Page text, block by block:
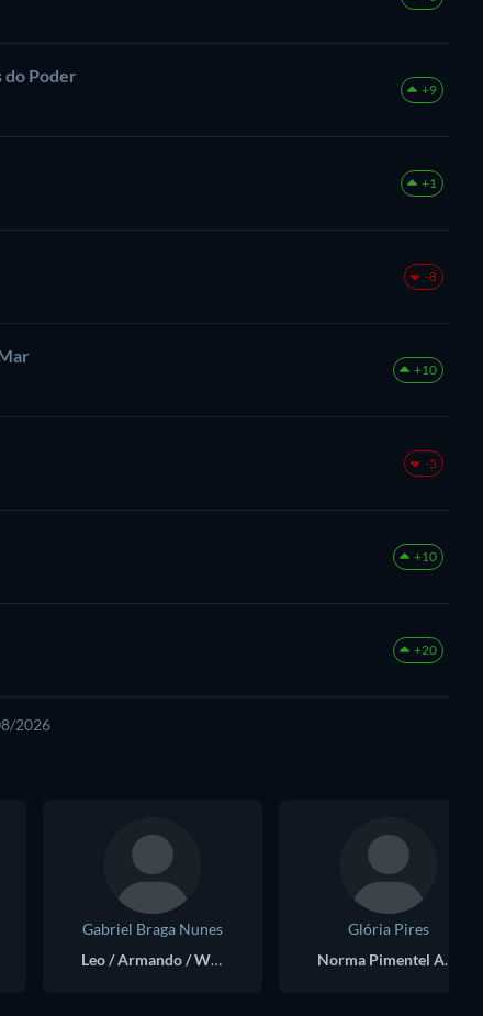
do Poder
+9
+1
-8
+10
-5
+10
+20
2026
Gabriel Braga Nunes
Leo / Armando / Wilson
Glória Pires
Norma Pimentel Amaral